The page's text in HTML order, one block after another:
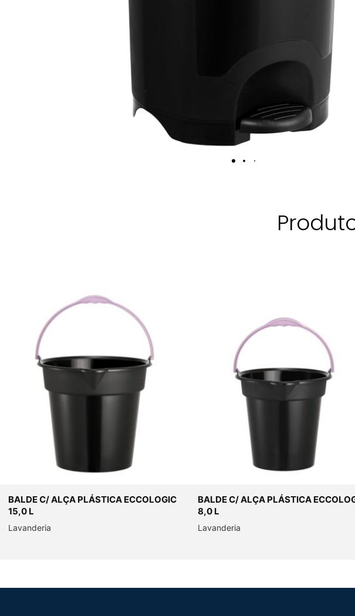
BALDE C/ ALÇA PLÁSTICA ECCOLOGIC
15,0 L
Lavanderia
BALDE C/ ALÇA PLÁSTICA
8,0 L
Lavanderia